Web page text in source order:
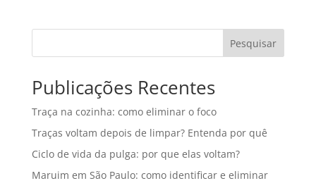
Pesquisar
Publicações Recentes
Traça na cozinha: como eliminar o foco
Traças voltam depois de limpar? Entenda por quê
Ciclo de vida da pulga: por que elas voltam?
Maruim em São Paulo: como identificar e eliminar